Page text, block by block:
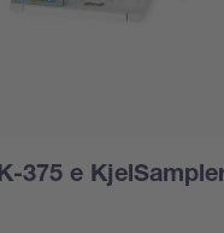
375 e